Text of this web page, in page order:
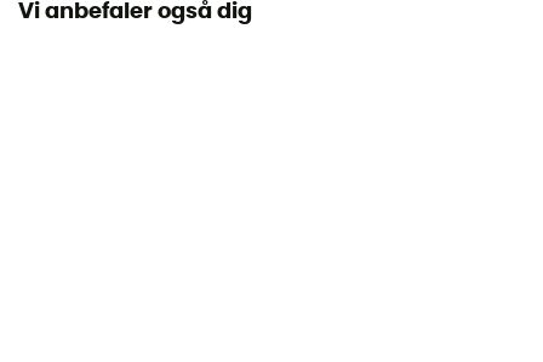
Vi anbefaler også dig